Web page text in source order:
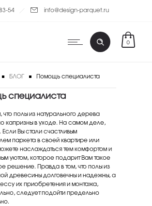
54 info@design-parquet.ru
0
БЛОГ Помощь специалиста
специалиста
что полы из натурального дерева
капризны в уходе. На самом деле,
Если Вы стали счастливым
паркета в своей квартире или
наслаждаться тем комфортом и
уютом, которое подарит Вам такое
решение. Правда в том, что полы из
древесины долговечны и надежны, а
их приобретения и монтажа,
следует подойти предельно